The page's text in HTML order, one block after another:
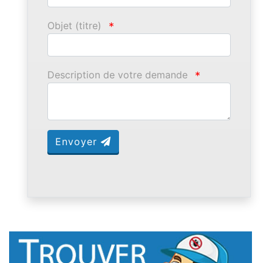
Objet (titre) *
Description de votre demande *
Envoyer